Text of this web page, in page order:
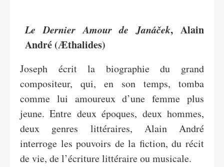
Le Dernier Amour de Janáček, Alain
André (Æthalides)
Joseph écrit la biographie du grand
compositeur, qui, en son temps, tomba
comme lui amoureux d’une femme plus
jeune. Entre deux époques, deux hommes,
deux genres littéraires, Alain André
interroge les pouvoirs de la fiction, du récit
de vie, de l’écriture littéraire ou musicale.